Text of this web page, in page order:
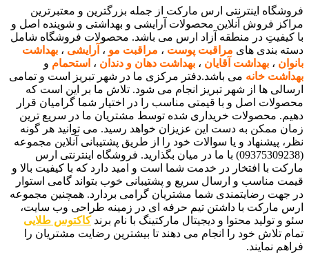
فروشگاه اینترنتی ارس مارکت از جمله بزرگترین و معتبرترین
مراکز فروش آنلاین محصولات آرایشی و بهداشتی و شوینده اصل و
با کیفیتِ در منطقه آزاد ارس می باشد. محصولات فروشگاه شامل
دسته بندی های مراقبت پوست ، مراقبت مو ، آرایشی ، بهداشت
بانوان ، بهداشت آقایان ، بهداشت دهان و دندان ، استحمام و
بهداشت خانه می باشد.دفتر مرکزی ما در شهر تبریز است و تمامی
ارسالی ها از شهر تبریز انجام می شود. تلاش ما بر این است که
محصولات اصل و با قیمتی مناسب را در اختیار شما گرامیان قرار
دهیم. محصولات خریداری شده توسط مشتریان ما در سریع ترین
زمان ممکن به دست این عزیزان خواهد رسید. می توانید هر گونه
نظر، پیشنهاد و یا سوالات خود را از طریق پشتیبانی آنلاین مجموعه
(09375309238) با ما در میان بگذارید. فروشگاه اینترنتی ارس
مارکت با افتخار در خدمت شما است و امید دارد که با کیفیت بالا و
قیمت مناسب و ارسال سریع و پشتیبانی خوب بتواند گامی استوار
در جهت رضایتمندی شما مشتریان گرامی بردارد. همچنین مجموعه
ارس مارکت با داشتن تیم حرفه ای در زمینه طراحی وب سایت،
سئو و تولید محتوا و دیجیتال مارکتینگ با نام برندکاکتوس طلایی
تمام تلاش خود را انجام می دهند تا بیشترین رضایت مشتریان را
فراهم نمایند.